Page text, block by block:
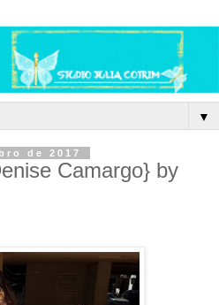
▼
de 2017
Camargo} by